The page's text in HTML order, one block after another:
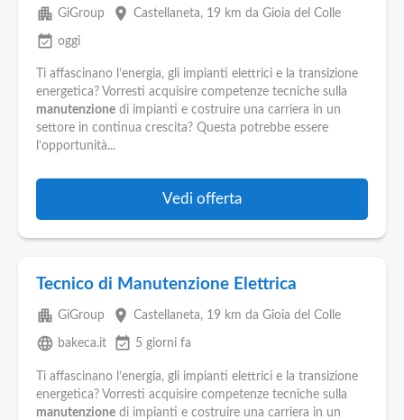
apartment GiGroup place Castellaneta, 19 km da Gioia del Colle
event_available oggi
Ti affascinano l’energia, gli impianti elettrici e la transizione
energetica? Vorresti acquisire competenze tecniche sulla
manutenzione di impianti e costruire una carriera in un
settore in continua crescita? Questa potrebbe essere
l’opportunità...
Vedi offerta
Tecnico di Manutenzione Elettrica
apartment GiGroup place Castellaneta, 19 km da Gioia del Colle
language bakeca.it event_available 5 giorni fa
Ti affascinano l’energia, gli impianti elettrici e la transizione
energetica? Vorresti acquisire competenze tecniche sulla
manutenzione di impianti e costruire una carriera in un